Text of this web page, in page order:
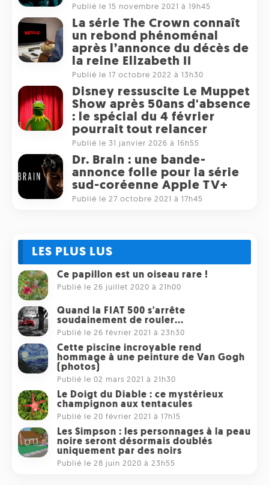
Publié le 15 novembre 2021 à 19h45
La série The Crown connaît
un rebond phénoménal
après l’annonce du décès de
la reine Elizabeth II
Publié le 17 octobre 2022 à 13h30
Disney ressuscite Le Muppet
Show après 50ans d'absence
: le spécial du 4 février
pourrait tout relancer
Publié le 31 janvier 2026 à 16h55
Dr. Brain : une bande-
annonce folle pour la série
sud-coréenne Apple TV+
Publié le 27 octobre 2021 à 17h45
LES PLUS LUS
Ce papillon est un oiseau rare !
Publié le 26 juillet 2020 à 21h00
Quand la FIAT 500 s'arrête
soudainement de rouler...
Publié le 26 février 2021 à 23h30
Cette piscine incroyable rend
hommage à une peinture de Van Gogh
(photos)
Publié le 02 mars 2021 à 21h30
Le Doigt du Diable : ce mystérieux
champignon aux tentacules
Publié le 20 février 2021 à 17h15
Les Simpson : les personnages à la peau
noire seront désormais doublés
uniquement par des noirs
Publié le 28 juin 2020 à 23h55